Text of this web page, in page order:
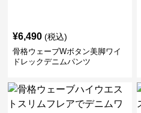
¥6,490 (税込)
骨格ウェーブWボタン美脚ワイ
ドレックデニムパンツ